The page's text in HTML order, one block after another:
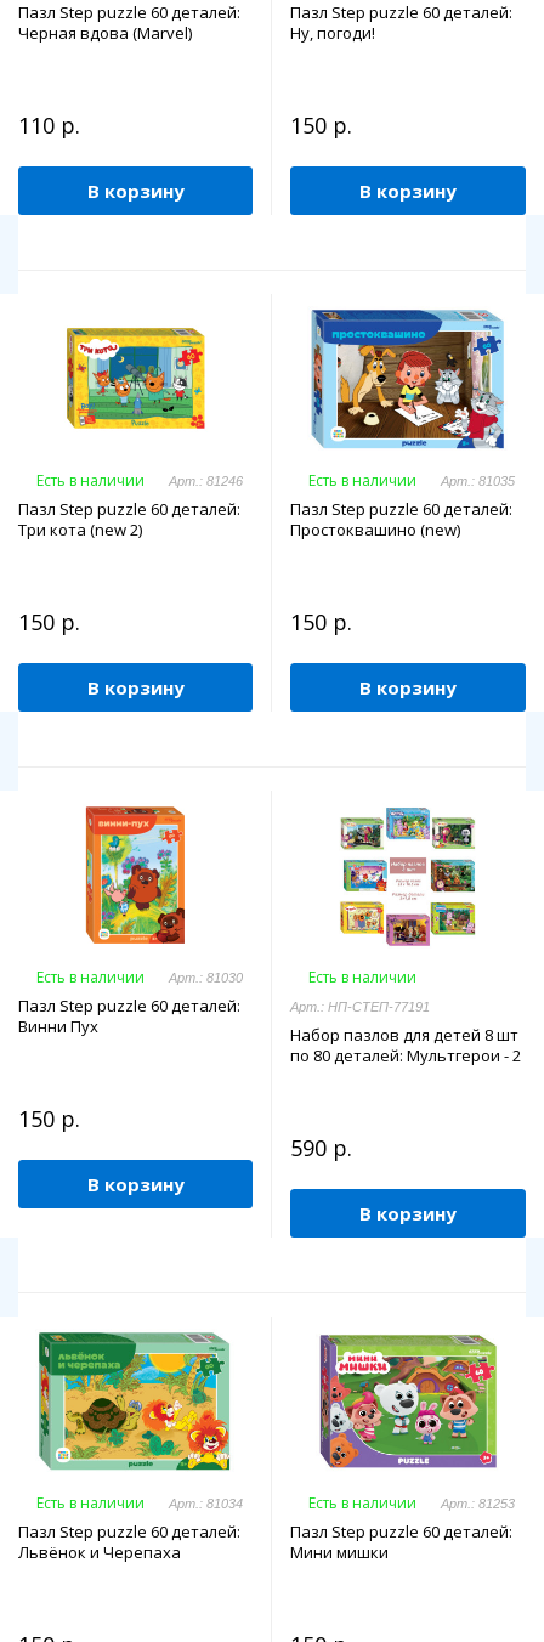
Пазл Step puzzle 60 деталей:
Черная вдова (Marvel)
110 р.
В корзину
Пазл Step puzzle 60 деталей:
Ну, погоди!
150 р.
В корзину
Есть в наличии Арт.: 81246
Пазл Step puzzle 60 деталей:
Три кота (new 2)
150 р.
В корзину
Есть в наличии Арт.: 81035
Пазл Step puzzle 60 деталей:
Простоквашино (new)
150 р.
В корзину
Есть в наличии Арт.: 81030
Пазл Step puzzle 60 деталей:
Винни Пух
150 р.
В корзину
Есть в наличии
Арт.: НП-СТЕП-77191
Набор пазлов для детей 8 шт
по 80 деталей: Мультгерои - 2
590 р.
В корзину
Есть в наличии Арт.: 81034
Пазл Step puzzle 60 деталей:
Львёнок и Черепаха
Есть в наличии Арт.: 81253
Пазл Step puzzle 60 деталей:
Мини мишки